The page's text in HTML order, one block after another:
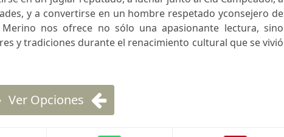
y a convertirse en un hombre respetado yconsejero de
nos ofrece no sólo una apasionante lectura, sino
y tradiciones durante el renacimiento cultural que se vivió
Ver Opciones